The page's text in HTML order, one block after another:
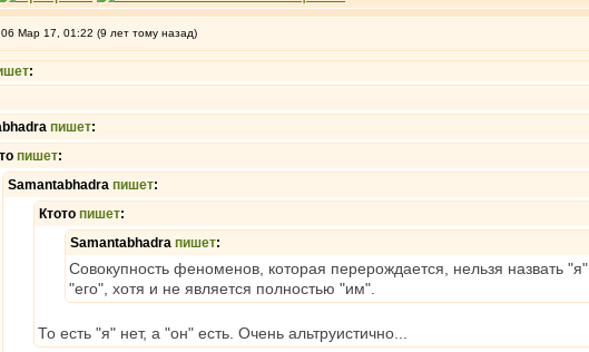
Мар 17, 01:22 (9 лет тому назад)
:
пишет:
пишет:
Samantabhadra пишет:
Ктото пишет:
Samantabhadra пишет:
Совокупность феноменов, которая перерождается, нельзя назвать
"его", хотя и не является полностью "им".
То есть "я" нет, а "он" есть. Очень альтруистично...